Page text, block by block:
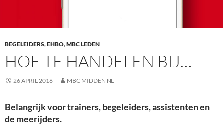
BEGELEIDERS,EHBO,MBC LEDEN
HOE TE HANDELEN BIJ…
26 APRIL 2016 MBC MIDDEN NL
Belangrijk voor trainers, begeleiders, assistenten en
de meerijders.